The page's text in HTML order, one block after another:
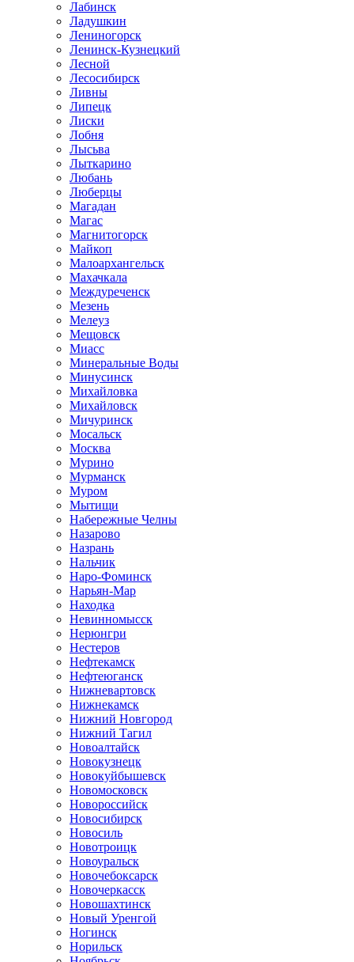
Лабинск
Ладушкин
Лениногорск
Ленинск-Кузнецкий
Лесной
Лесосибирск
Ливны
Липецк
Лиски
Лобня
Лысьва
Лыткарино
Любань
Люберцы
Магадан
Магас
Магнитогорск
Майкоп
Малоархангельск
Махачкала
Междуреченск
Мезень
Мелеуз
Мещовск
Миасс
Минеральные Воды
Минусинск
Михайловка
Михайловск
Мичуринск
Мосальск
Москва
Мурино
Мурманск
Муром
Мытищи
Набережные Челны
Назарово
Назрань
Нальчик
Наро-Фоминск
Нарьян-Мар
Находка
Невинномысск
Нерюнгри
Нестеров
Нефтекамск
Нефтеюганск
Нижневартовск
Нижнекамск
Нижний Новгород
Нижний Тагил
Новоалтайск
Новокузнецк
Новокуйбышевск
Новомосковск
Новороссийск
Новосибирск
Новосиль
Новотроицк
Новоуральск
Новочебоксарск
Новочеркасск
Новошахтинск
Новый Уренгой
Ногинск
Норильск